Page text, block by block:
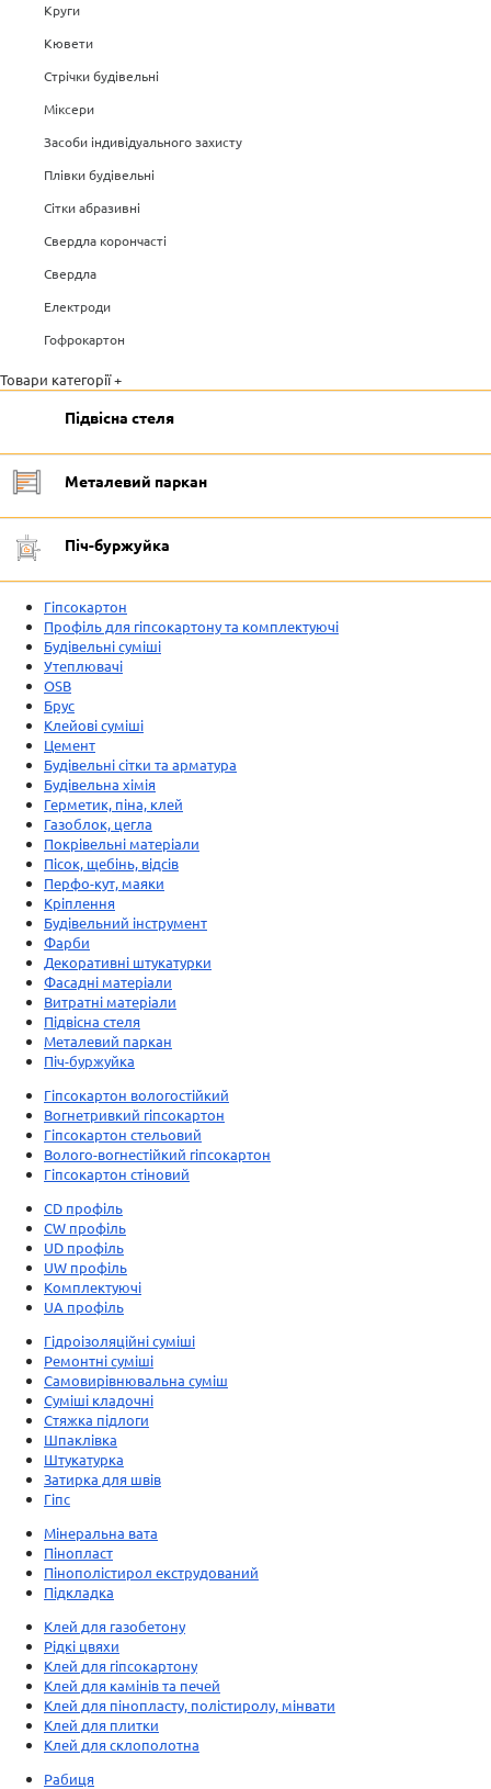
Круги
Кювети
Стрічки будівельні
Міксери
Засоби індивідуального захисту
Плівки будівельні
Сітки абразивні
Свердла корончасті
Свердла
Електроди
Гофрокартон
Товари категорії +
Підвісна стеля
Металевий паркан
Піч-буржуйка
Гіпсокартон
Профіль для гіпсокартону та комплектуючі
Будівельні суміші
Утеплювачі
OSB
Брус
Клейові суміші
Цемент
Будівельні сітки та арматура
Будівельна хімія
Герметик, піна, клей
Газоблок, цегла
Покрівельні матеріали
Пісок, щебінь, відсів
Перфо-кут, маяки
Кріплення
Будівельний інструмент
Фарби
Декоративні штукатурки
Фасадні матеріали
Витратні матеріали
Підвісна стеля
Металевий паркан
Піч-буржуйка
Гіпсокартон вологостійкий
Вогнетривкий гіпсокартон
Гіпсокартон стельовий
Волого-вогнестійкий гіпсокартон
Гіпсокартон стіновий
CD профіль
CW профіль
UD профіль
UW профіль
Комплектуючі
UA профіль
Гідроізоляційні суміші
Ремонтні суміші
Самовирівнювальна суміш
Суміші кладочні
Стяжка підлоги
Шпаклівка
Штукатурка
Затирка для швів
Гіпс
Мінеральна вата
Пінопласт
Пінополістирол екструдований
Підкладка
Клей для газобетону
Рідкі цвяхи
Клей для гіпсокартону
Клей для камінів та печей
Клей для пінопласту, полістиролу, мінвати
Клей для плитки
Клей для склополотна
Рабиця